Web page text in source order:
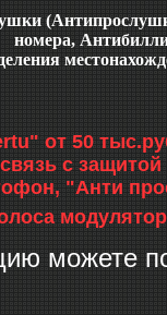
номера,
от 50
с
"Анти
можете